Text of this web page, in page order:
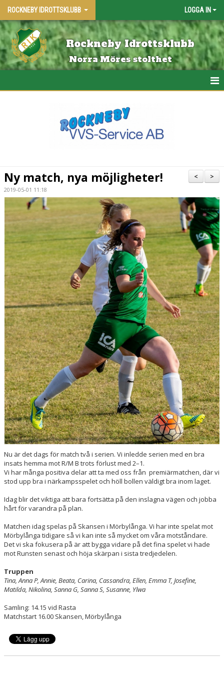
ROCKNEBY IDROTTSKLUBB LOGGA IN
Rockneby Idrottsklubb
Norra Möres stolthet
BLI MEDLEM
KONTAKTA OSS
NYHETER
DOKUMENT/RUTINER/POLICY
LF FASTIGHETSFÖRMEDLING CUP
>
<
Ny match, nya möjligheter!
2019-05-01 11:18
Nu är det dags för match två i serien. Vi inledde serien med en bra
insats hemma mot R/M B trots förlust med 2–1.
Vi har många positiva delar att ta med oss från premiärmatchen, där vi
stod upp bra i närkampsspelet och höll bollen väldigt bra inom laget.
Idag blir det viktiga att bara fortsätta på den inslagna vägen och jobba
hårt för varandra på plan.
Matchen idag spelas på Skansen i Mörbylånga. Vi har inte spelat mot
Mörbylånga tidigare så vi kan inte så mycket om våra motståndare.
Det vi ska fokusera på är att bygga vidare på det fina spelet vi hade
mot Runsten senast och höja skärpan i sista tredjedelen.
Truppen
Tina, Anna P, Annie, Beata, Carina, Cassandra, Ellen, Emma T, Josefine,
Matilda, Nikolina, Sanna G, Sanna S, Susanne, Ylwa
Samling: 14.15 vid Rasta
Matchstart 16.00 Skansen, Mörbylånga